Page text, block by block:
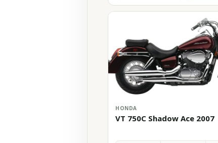
HONDA
VT 750C Shadow Ace 2007